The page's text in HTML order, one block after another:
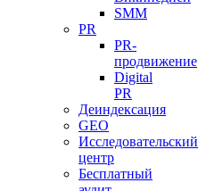
SMM
PR
PR-
продвижение
Digital
PR
Деиндексация
GEO
Исследовательский
центр
Бесплатный